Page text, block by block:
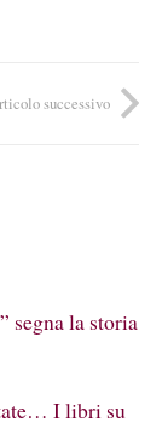
successivo
segna la storia
I libri su